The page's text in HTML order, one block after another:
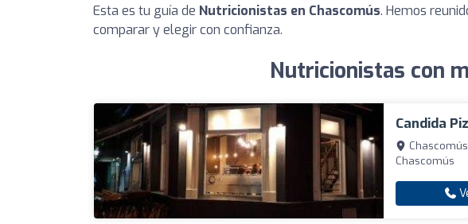
Esta es tu guía de Nutricionistas en Chascomús. Hemos
comparar y elegir con confianza.
Nutricionistas con
Candida
Chascomús